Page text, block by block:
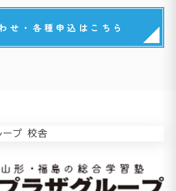
せ・各種申込はこちら